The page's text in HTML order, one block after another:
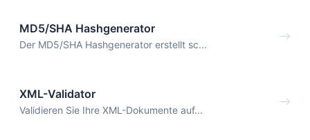
MD5/SHA Hashgenerator
Der MD5/SHA Hashgenerator erstellt sc...
XML-Validator
Validieren Sie Ihre XML-Dokumente auf...